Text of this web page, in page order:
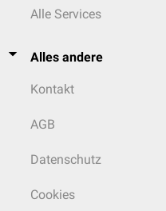
Alle Services
Alles andere
Kontakt
AGB
Datenschutz
Cookies